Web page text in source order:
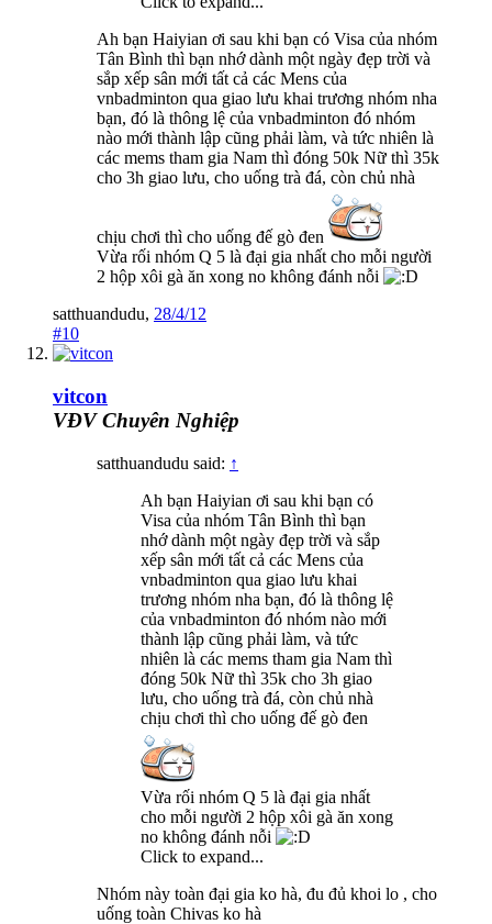
Ah bạn Haiyian ơi sau khi bạn có Visa của nhóm
Tân Bình thì bạn nhớ dành một ngày đẹp trời và
sắp xếp sân mới tất cả các Mens của
vnbadminton qua giao lưu khai trương nhóm nha
bạn, đó là thông lệ của vnbadminton đó nhóm
nào mới thành lập cũng phải làm, và tức nhiên là
các mems tham gia Nam thì đóng 50k Nữ thì 35k
cho 3h giao lưu, cho uống trà đá, còn chủ nhà
chịu chơi thì cho uống đế gò đen
Vừa rối nhóm Q 5 là đại gia nhất cho mỗi người
2 hộp xôi gà ăn xong no không đánh nỗi
satthuandudu, 28/4/12
#10
vitcon
VĐV Chuyên Nghiệp
satthuandudu said: ↑
Ah bạn Haiyian ơi sau khi bạn có
Visa của nhóm Tân Bình thì bạn
nhớ dành một ngày đẹp trời và sắp
xếp sân mới tất cả các Mens của
vnbadminton qua giao lưu khai
trương nhóm nha bạn, đó là thông lệ
của vnbadminton đó nhóm nào mới
thành lập cũng phải làm, và tức
nhiên là các mems tham gia Nam thì
đóng 50k Nữ thì 35k cho 3h giao
lưu, cho uống trà đá, còn chủ nhà
chịu chơi thì cho uống đế gò đen
Vừa rối nhóm Q 5 là đại gia nhất
cho mỗi người 2 hộp xôi gà ăn xong
no không đánh nỗi
Click to expand...
Nhóm này toàn đại gia ko hà, đu đủ khoi lo , cho
uống toàn Chivas ko hà